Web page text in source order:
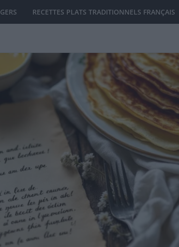
RECETTES PLATS TRADITIONNELS FRANÇAIS